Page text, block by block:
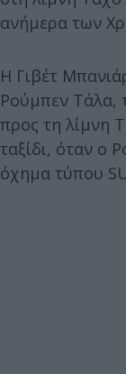
ανήμερα των
Η Γιβέτ
Ρούμπεν Τάλα,
προς τη λίμνη
ταξίδι, όταν ο
όχημα τύπου